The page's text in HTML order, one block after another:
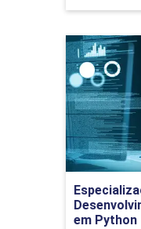
Gestão de
Gestão de
em Python